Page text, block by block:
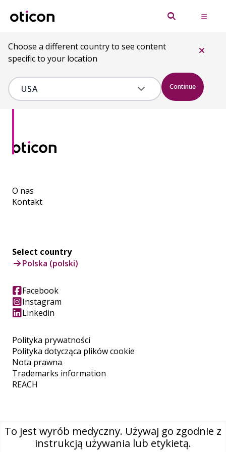
Choose a different country to see content
specific to your location
Continue
O nas
Kontakt
Polityka prywatności
Polityka dotycząca plików cookie
Nota prawna
Trademarks information
REACH
Select country
Polska (polski)
Facebook
Instagram
Linkedin
To jest wyrób medyczny. Używaj go zgodnie z
instrukcją używania lub etykietą.